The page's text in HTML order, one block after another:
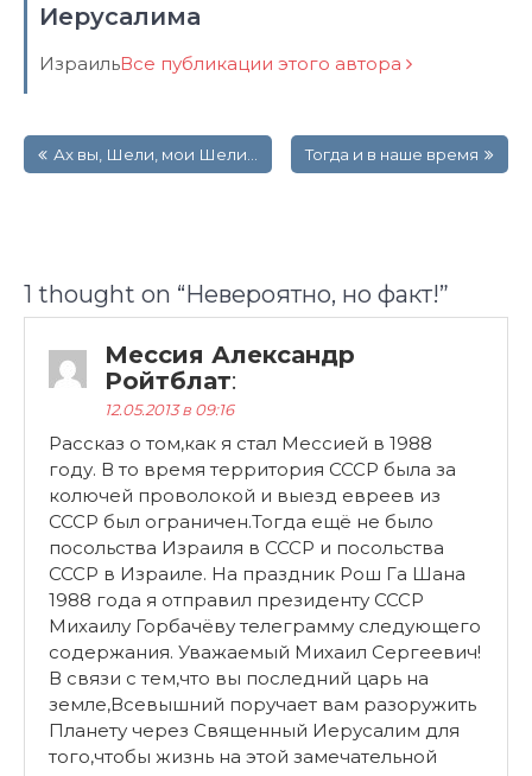
Иерусалима
ИзраильВсе публикации этого автора
поАх вы, Шели, мои Шели… Тогда и в наше время
1 thought on “Невероятно, но факт!”
Мессия Александр
Ройтблат:
12.05.2013 в 09:16
Рассказ о том,как я стал Мессией в 1988
году. В то время территория СССР была за
колючей проволокой и выезд евреев из
СССР был ограничен.Тогда ещё не было
посольства Израиля в СССР и посольства
СССР в Израиле. На праздник Рош Га Шана
1988 года я отправил президенту СССР
Михаилу Горбачёву телеграмму следующего
содержания. Уважаемый Михаил Сергеевич!
В связи с тем,что вы последний царь на
земле,Всевышний поручает вам разоружить
Планету через Священный Иерусалим для
того,чтобы жизнь на этой замечательной